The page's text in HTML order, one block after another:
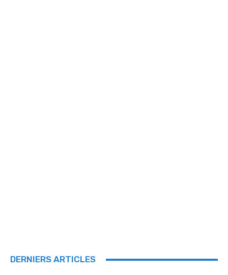
DERNIERS ARTICLES